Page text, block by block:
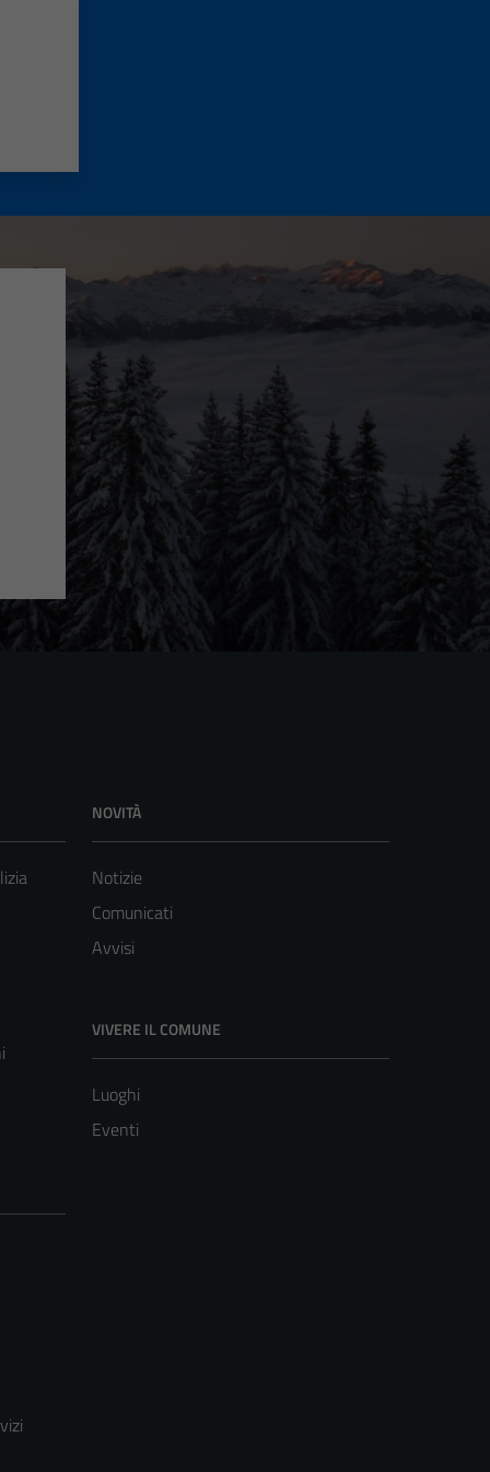
NOVITÀ
Notizie
Comunicati
Avvisi
VIVERE IL COMUNE
Luoghi
Eventi